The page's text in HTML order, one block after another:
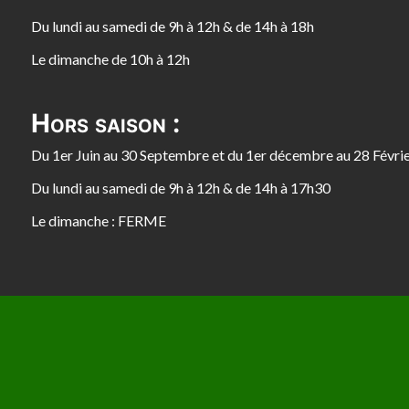
Du lundi au samedi de 9h à 12h & de 14h à 18h
Le dimanche de 10h à 12h
Hors saison :
Du 1er Juin au 30 Septembre et du 1er décembre au 28
Du lundi au samedi de 9h à 12h & de 14h à 17h30
Le dimanche : FERME